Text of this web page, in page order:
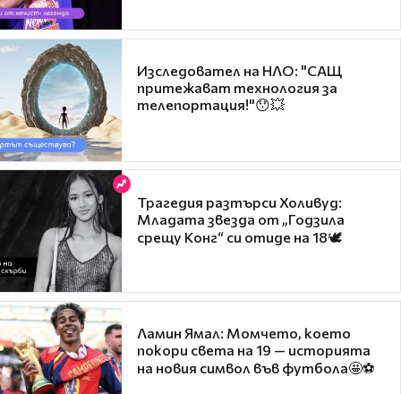
Изследовател на НЛО: "САЩ
притежават технология за
телепортация!"😯💥
Трагедия разтърси Холивуд:
Младата звезда от „Годзила
срещу Конг“ си отиде на 18🕊️
Ламин Ямал: Момчето, което
покори света на 19 — историята
на новия символ във футбола🤩⚽